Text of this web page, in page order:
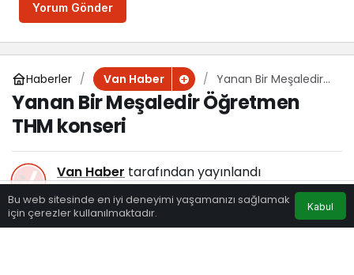
Yorum Gönder
Haberler Van Haber
Yanan Bir Meşaledir
Öğretmen THM
konseri
Yanan Bir Meşaledir Öğretmen
THM konseri
Van Haber tarafından yayınlandı
30 Kasım 2022, 20:00yayınlandı
147
Bu web sitesinde en iyi deneyimi yaşamanızı sağlamak
için çerezler kullanılmaktadır.
Kabul
Anasayfa Eczaneler Hava Durumu